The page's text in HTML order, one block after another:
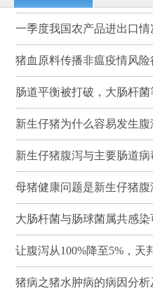
一季度我国农产品进出口
新生仔猪为什么容易发生腹
新生仔猪腹泻与主要肠道
大肠杆菌与肠球菌属共感
让腹泻从100%降至5%，天
猪病之猪水肿病的病因分